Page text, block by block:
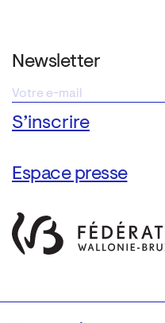
Newsletter
Espace presse